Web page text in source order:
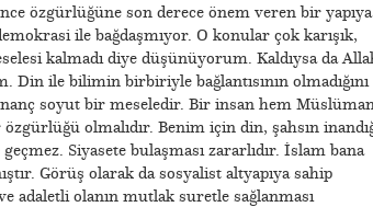
özgürlüğüne son derece önem veren bir yapıya
ile bağdaşmıyor. O konular çok karışık,
kalmadı diye düşünüyorum. Kaldıysa da
ile bilimin birbiriyle bağlantısının olmadığını
soyut bir meseledir. Bir insan hem
olmalıdır. Benim için din, şahsın
Siyasete bulaşması zararlıdır. İslam bana
Görüş olarak da sosyalist altyapıya sahip
adaletli olanın mutlak suretle sağlanması